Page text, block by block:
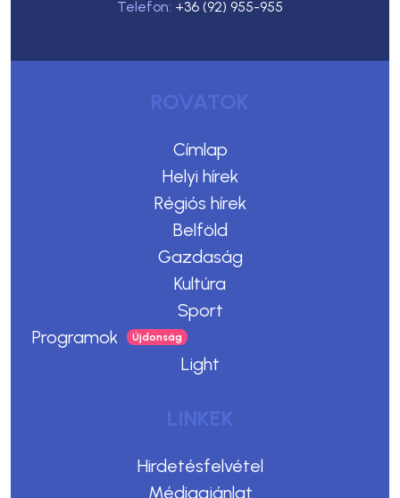
Telefon: +36 (92) 955-955
ROVATOK
Címlap
Helyi hírek
Régiós hírek
Belföld
Gazdaság
Kultúra
Sport
Programok
Light
LINKEK
Hirdetésfelvétel
Médiaajánlat